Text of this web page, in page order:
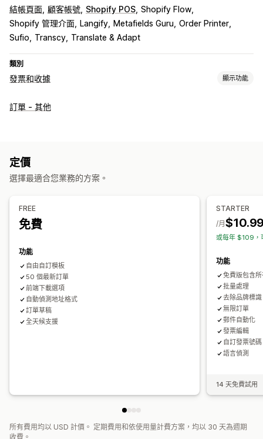
結帳頁面 顧客帳號 Shopify POS Shopify Flow
Shopify 管理介面
Langify Metafields Guru Order Printer
Sufio
Transcy Translate & Adapt
類別
發票和收據 顯示功能
文件類型
顏色和字型
範本 條碼 標誌 多種幣別
大量下載
列印和匯出
資料安全性
訂單 - 其他
定價
選擇最適合您業務的方案。
FREE
免費
功能
自由自訂模板
50 個最新訂單
前端下載選項
自動偵測地址格式
訂單草稿
全天候支援
STARTER
/月
或每年 $109，
功能
免費版包含
批量處理
去除品牌標識
無限訂單
郵件自動化
發票編輯
自訂發票號碼
語言偵測
14 天免費試用
所有費用均以 USD 計價。 定期費用和依使用量計費方案，均以 30 天為週期
收費。